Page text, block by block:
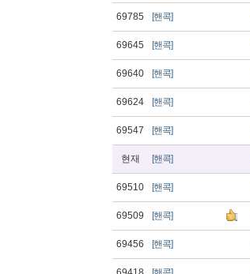
69785 [핸콕]
69645 [핸콕]
69640 [핸콕]
69624 [핸콕]
69547 [핸콕]
현재 [핸콕]
69510 [핸콕]
69509 [핸콕]
69456 [핸콕]